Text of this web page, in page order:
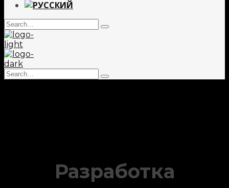
Search
for:
Type
Search
for:
Type
Разработка